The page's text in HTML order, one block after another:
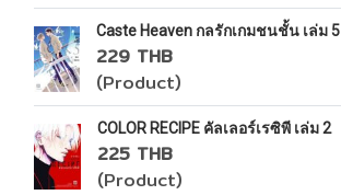
Caste Heaven กลรักเกมชนชั้น เล่ม 5
229 THB
(Product)
COLOR RECIPE คัลเลอร์เรซิพี เล่ม 2
225 THB
(Product)